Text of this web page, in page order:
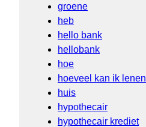
groene
heb
hello bank
hellobank
hoe
hoeveel kan ik lenen
huis
hypothecair
hypothecair krediet